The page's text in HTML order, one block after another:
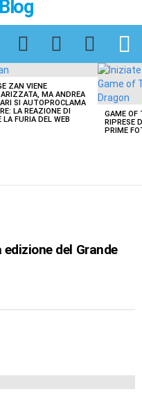
ZAN VIENE
MA ANDREA
SI AUTOPROCLAMA
LA REAZIONE DI
LA FURIA DEL WEB
GAME OF
RIPRESE
PRIME
del Grande